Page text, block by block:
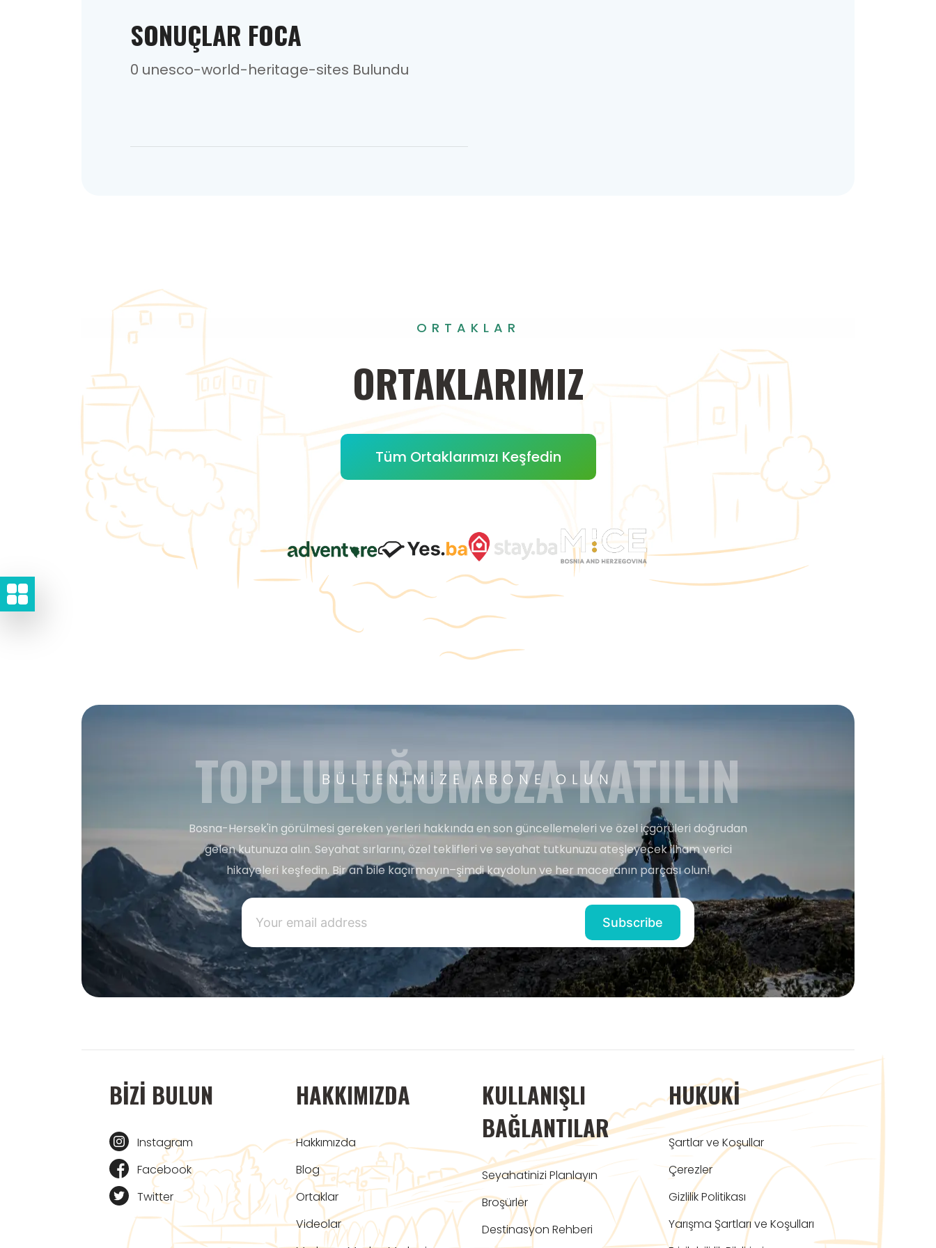
SONUÇLAR FOCA
0 unesco-world-heritage-sites Bulundu
ORTAKLAR
ORTAKLARIMIZ
Tüm Ortaklarımızı Keşfedin
BÜLTENIMIZE ABONE OLUN
TOPLULUĞUMUZA KATILIN
Bosna-Hersek'in görülmesi gereken yerleri hakkında en son güncellemeleri ve özel içgörüleri doğrudan
gelen kutunuza alın. Seyahat sırlarını, özel teklifleri ve seyahat tutkunuzu ateşleyecek ilham verici
hikayeleri keşfedin. Bir an bile kaçırmayın–şimdi kaydolun ve her maceranın parçası olun!
BIZI BULUN
Instagram
Facebook
Twitter
HAKKIMIZDA
Hakkımızda
Blog
Ortaklar
Videolar
KULLANIŞLI
BAĞLANTILAR
Seyahatinizi Planlayın
Broşürler
Destinasyon Rehberi
HUKUKI
Şartlar ve Koşullar
Çerezler
Gizlilik Politikası
Yarışma Şartları ve Koşulları